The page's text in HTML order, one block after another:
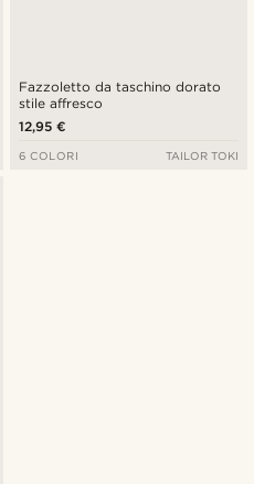
Fazzoletto da taschino dorato
stile affresco
12,95 €
6 COLORI TAILOR TOKI